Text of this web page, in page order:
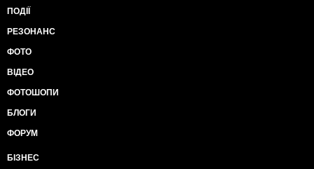
ПОДІЇ
РЕЗОНАНС
ФОТО
ВІДЕО
ФОТОШОПИ
БЛОГИ
ФОРУМ
БІЗНЕС